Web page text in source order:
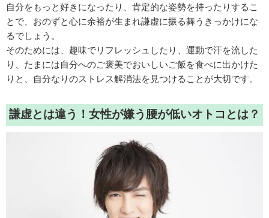
自分をもっと好きになったり、肯定的な姿勢を持ったりするこ
とで、おのずと心に余裕が生まれ謙虚に振る舞うきっかけにな
るでしょう。
そのためには、趣味でリフレッシュしたり、運動で汗を流した
り、たまには自分へのご褒美でおいしいご飯を食べに出かけた
りと、自分なりのストレス解消法を見つけることが大切です。
謙虚とは違う！女性が嫌う腰が低いオトコとは？